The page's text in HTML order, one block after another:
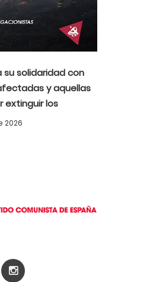
su solidaridad con
y aquellas
extinguir los
2026